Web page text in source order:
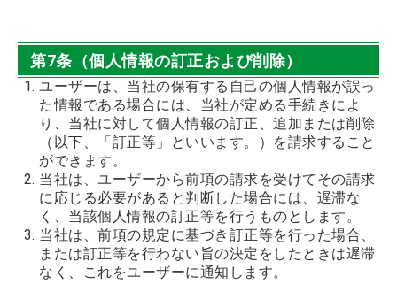
第7条（個人情報の訂正および削除）
ユーザーは、当社の保有する自己の個人情報が誤っ
た情報である場合には、当社が定める手続きによ
り、当社に対して個人情報の訂正、追加または削除
（以下、「訂正等」といいます。）を請求すること
ができます。
当社は、ユーザーから前項の請求を受けてその請求
に応じる必要があると判断した場合には、遅滞な
く、当該個人情報の訂正等を行うものとします。
当社は、前項の規定に基づき訂正等を行った場合、
または訂正等を行わない旨の決定をしたときは遅滞
なく、これをユーザーに通知します。